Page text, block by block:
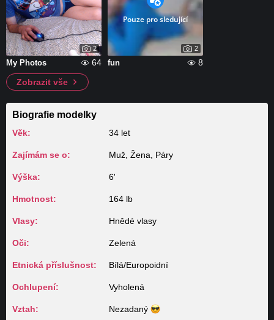
2
My Photos 64
Pouze pro sledující
2
fun
8
Zobrazit vše
Biografie modelky
Věk: 34 let
Zajímám se o: Muž, Žena, Páry
Výška: 6'
Hmotnost: 164 lb
Vlasy: Hnědé vlasy
Oči: Zelená
Etnická příslušnost: Bílá/Europoidní
Ochlupení: Vyholená
Vztah: Nezadaný